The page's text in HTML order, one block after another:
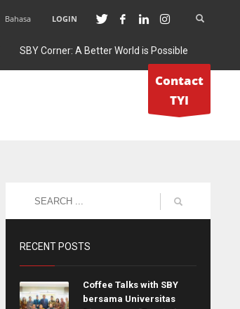
Bahasa LOGIN
SBY Corner: A Better World is Possible
Contact
TYI
RECENT POSTS
Coffee Talks with SBY
bersama Universitas